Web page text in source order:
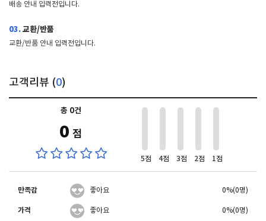
배송 안내 입력전입니다.
03.교환/반품
교환/반품 안내 입력전입니다.
고객리뷰 (0)
총 0건
0 점
5점 4점 3점 2점 1점
만족감 좋아요 0%(0명)
가격 좋아요 0%(0명)